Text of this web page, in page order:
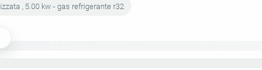
, 5.00 kw - gas refrigerante r32